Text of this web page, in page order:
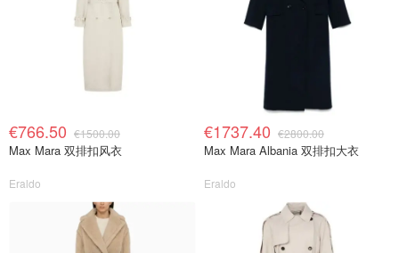
€766.50 €1500.00
Max Mara 双排扣风衣
Eraldo
€1737.40 €2800.00
Max Mara Albania 双排扣大衣
Eraldo